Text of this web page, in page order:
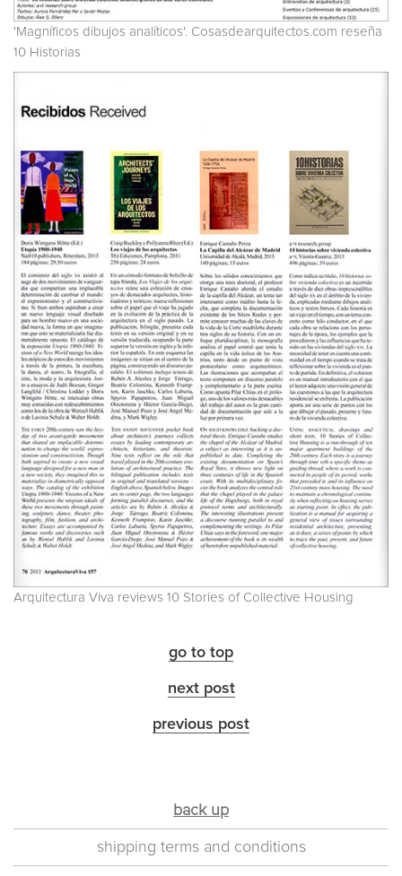
'Magníficos dibujos analíticos'. Cosasdearquitectos.com reseña
10 Historias
Arquitectura Viva reviews 10 Stories of Collective Housing
go to top
next post
previous post
back up
shipping terms and conditions